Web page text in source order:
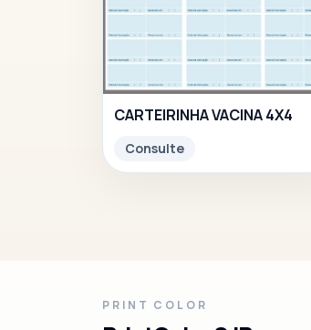
CARTEIRINHA VACINA 4X4
Consulte
PRINT COLOR